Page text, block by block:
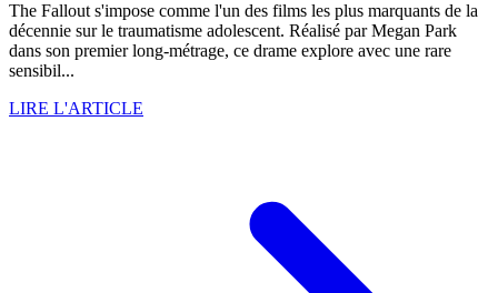
The Fallout s'impose comme l'un des films les plus marquants de la
décennie sur le traumatisme adolescent. Réalisé par Megan Park
dans son premier long-métrage, ce drame explore avec une rare
sensibil...
LIRE L'ARTICLE